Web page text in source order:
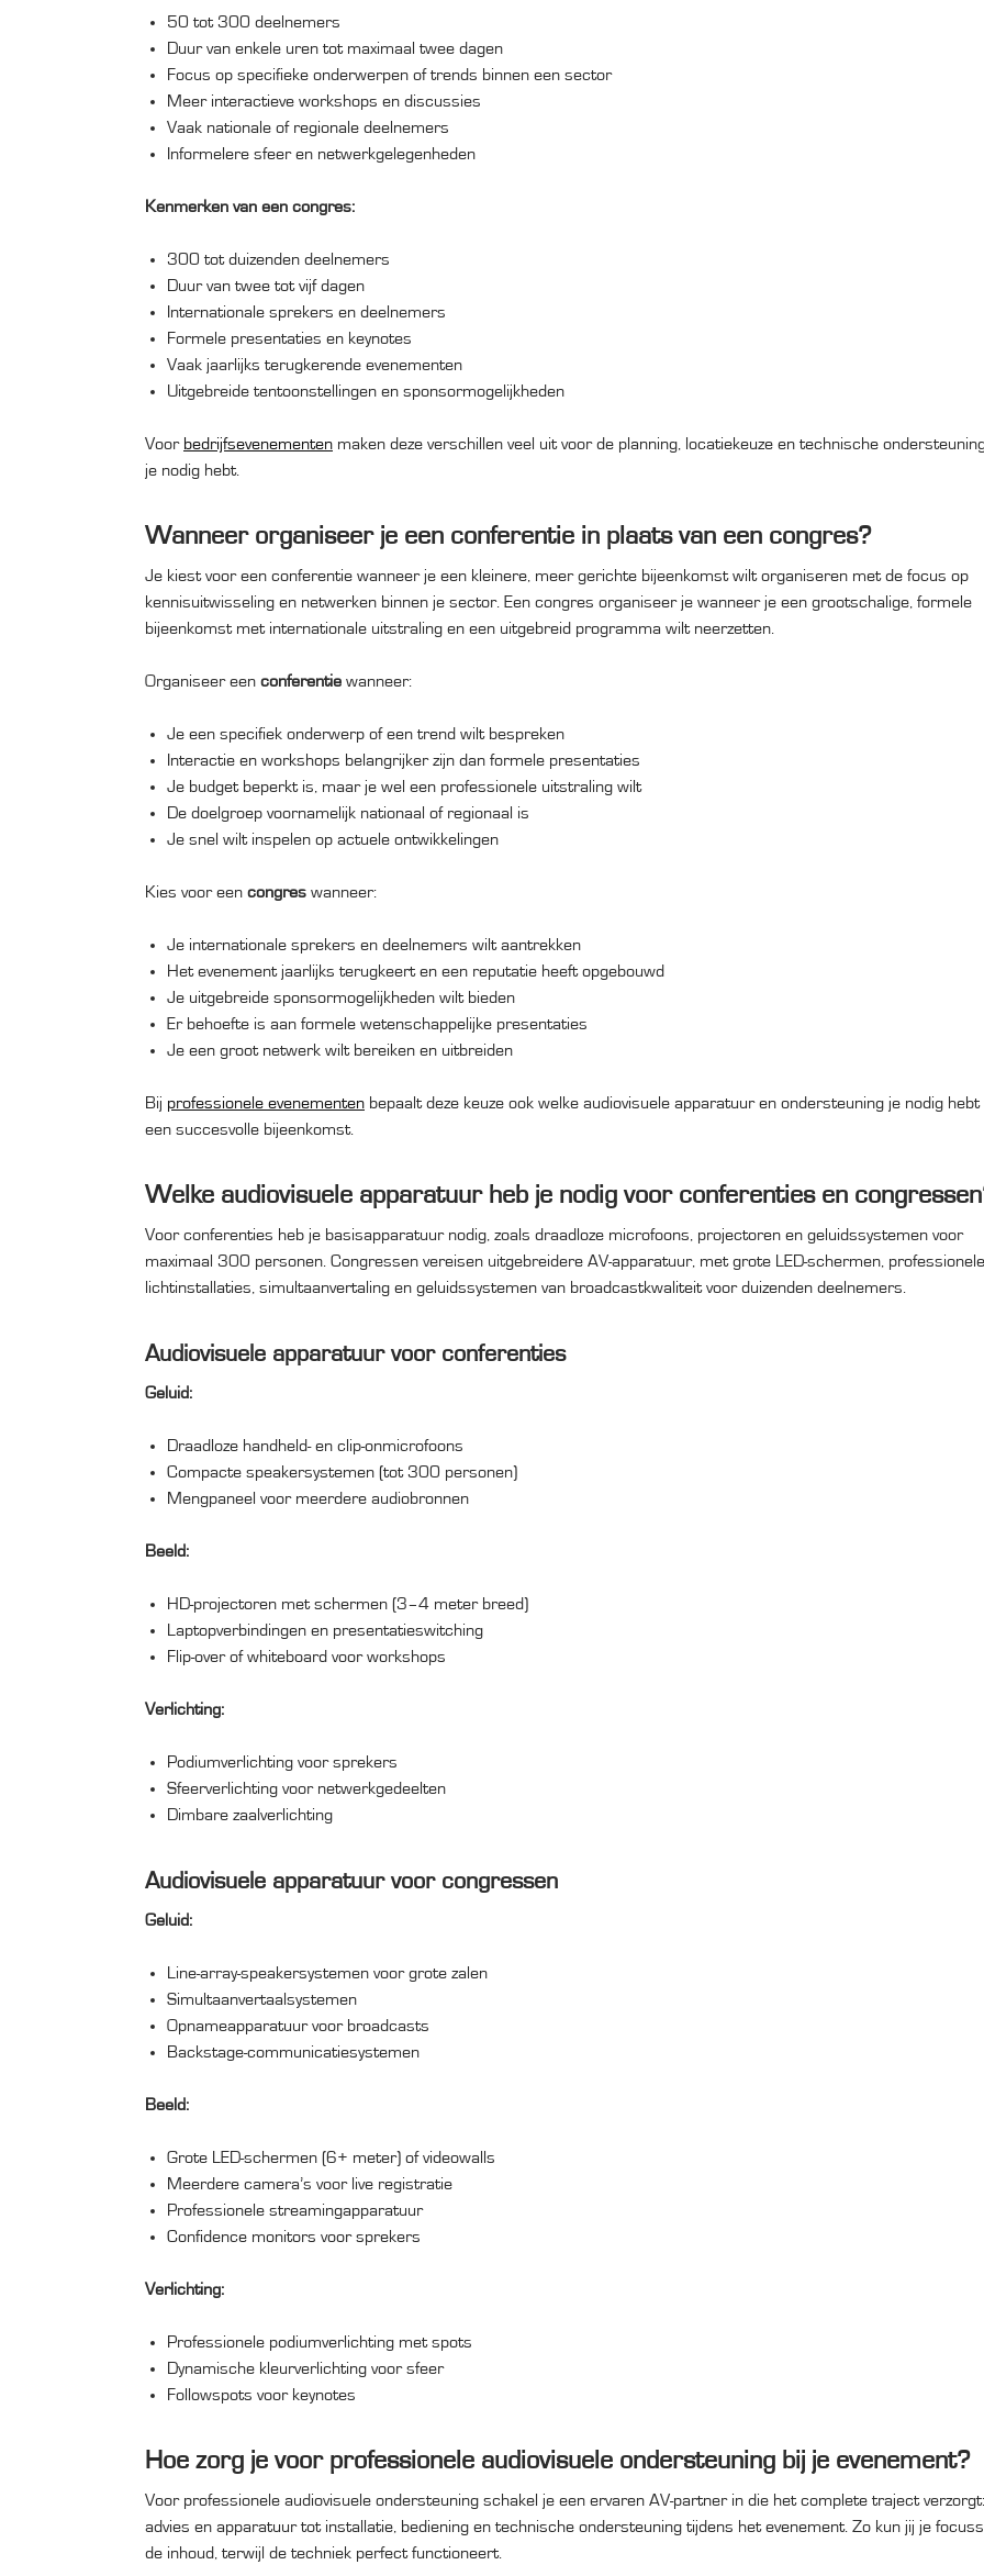
50 tot 300 deelnemers
Duur van enkele uren tot maximaal twee dagen
Focus op specifieke onderwerpen of trends binnen een sector
Meer interactieve workshops en discussies
Vaak nationale of regionale deelnemers
Informelere sfeer en netwerkgelegenheden
Kenmerken van een congres:
300 tot duizenden deelnemers
Duur van twee tot vijf dagen
Internationale sprekers en deelnemers
Formele presentaties en keynotes
Vaak jaarlijks terugkerende evenementen
Uitgebreide tentoonstellingen en sponsormogelijkheden
Voor bedrijfsevenementen maken deze verschillen veel uit voor de planning, locatiekeuze en technische
je nodig hebt.
Wanneer organiseer je een conferentie in plaats van een congres?
Je kiest voor een conferentie wanneer je een kleinere, meer gerichte bijeenkomst wilt organiseren met de focus op
kennisuitwisseling en netwerken binnen je sector. Een congres organiseer je wanneer je een grootschalige, formele
bijeenkomst met internationale uitstraling en een uitgebreid programma wilt neerzetten.
Organiseer een conferentie wanneer:
Je een specifiek onderwerp of een trend wilt bespreken
Interactie en workshops belangrijker zijn dan formele presentaties
Je budget beperkt is, maar je wel een professionele uitstraling wilt
De doelgroep voornamelijk nationaal of regionaal is
Je snel wilt inspelen op actuele ontwikkelingen
Kies voor een congres wanneer:
Je internationale sprekers en deelnemers wilt aantrekken
Het evenement jaarlijks terugkeert en een reputatie heeft opgebouwd
Je uitgebreide sponsormogelijkheden wilt bieden
Er behoefte is aan formele wetenschappelijke presentaties
Je een groot netwerk wilt bereiken en uitbreiden
Bij professionele evenementen bepaalt deze keuze ook welke audiovisuele apparatuur en ondersteuning je nodig hebt
een succesvolle bijeenkomst.
Welke audiovisuele apparatuur heb je nodig voor conferenties en
Voor conferenties heb je basisapparatuur nodig, zoals draadloze microfoons, projectoren en geluidssystemen voor
maximaal 300 personen. Congressen vereisen uitgebreidere AV-apparatuur, met grote LED-schermen, professionele
lichtinstallaties, simultaanvertaling en geluidssystemen van broadcastkwaliteit voor duizenden deelnemers.
Audiovisuele apparatuur voor conferenties
Geluid:
Draadloze handheld- en clip-onmicrofoons
Compacte speakersystemen (tot 300 personen)
Mengpaneel voor meerdere audiobronnen
Beeld:
HD-projectoren met schermen (3–4 meter breed)
Laptopverbindingen en presentatieswitching
Flip-over of whiteboard voor workshops
Verlichting:
Podiumverlichting voor sprekers
Sfeerverlichting voor netwerkgedeelten
Dimbare zaalverlichting
Audiovisuele apparatuur voor congressen
Geluid:
Line-array-speakersystemen voor grote zalen
Simultaanvertaalsystemen
Opnameapparatuur voor broadcasts
Backstage-communicatiesystemen
Beeld:
Grote LED-schermen (6+ meter) of videowalls
Meerdere camera’s voor live registratie
Professionele streamingapparatuur
Confidence monitors voor sprekers
Verlichting:
Professionele podiumverlichting met spots
Dynamische kleurverlichting voor sfeer
Followspots voor keynotes
Hoe zorg je voor professionele audiovisuele ondersteuning bij je evenement?
Voor professionele audiovisuele ondersteuning schakel je een ervaren AV-partner in die het complete traject
advies en apparatuur tot installatie, bediening en technische ondersteuning tijdens het evenement. Zo kun jij je
de inhoud, terwijl de techniek perfect functioneert.